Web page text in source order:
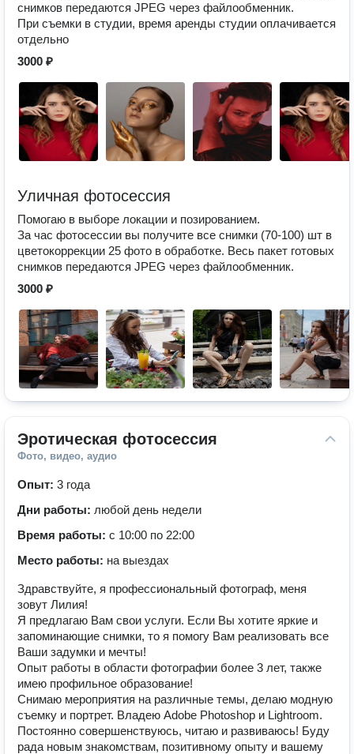
снимков передаются JPEG через файлообменник.
При съемки в студии, время аренды студии оплачивается
отдельно
3000 ₽
Уличная фотосессия
Помогаю в выборе локации и позированием.
За час фотосессии вы получите все снимки (70-100) шт в
цветокоррекции 25 фото в обработке. Весь пакет готовых
снимков передаются JPEG через файлообменник.
3000 ₽
Эротическая фотосессия
Фото, видео, аудио
Опыт: 3 года
Дни работы: любой день недели
Время работы: с 10:00 по 22:00
Место работы: на выездах
Здравствуйте, я профессиональный фотограф, меня
зовут Лилия!
Я предлагаю Вам свои услуги. Если Вы хотите яркие и
запоминающие снимки, то я помогу Вам реализовать все
Ваши задумки и мечты!
Опыт работы в области фотографии более 3 лет, также
имею профильное образование!
Снимаю мероприятия на различные темы, делаю модную
съемку и портрет. Владею Adobe Photoshop и Lightroom.
Постоянно совершенствуюсь, читаю и развиваюсь! Буду
рада новым знакомствам, позитивному опыту и вашему